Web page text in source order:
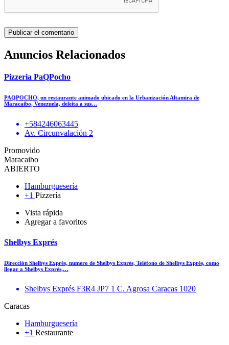
Anuncios Relacionados
Pizzeria PaQPocho
PAQPOCHO, un restaurante animado ubicado en la Urbanización Altamira de
Maracaibo, Venezuela, deleita a sus…
+584246063445
Av. Circunvalación 2
Promovido
Maracaibo
ABIERTO
Hamburguesería
+1 Pizzería
Vista rápida
Agregar a favoritos
Shelbys Exprés
Dirección Shelbys Exprés, numero de Shelbys Exprés, Teléfono de Shelbys Exprés, como
llegar a Shelbys Exprés,…
Shelbys Exprés F3R4 JP7 1 C. Agrosa Caracas 1020
Caracas
Hamburguesería
+1 Restaurante